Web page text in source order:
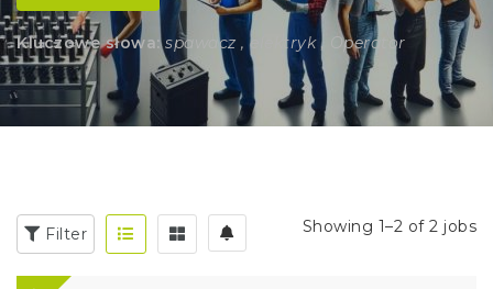
Kluczowe słowa: spawacz , elektryk , Operator
Filter Showing 1–2 of 2 jobs